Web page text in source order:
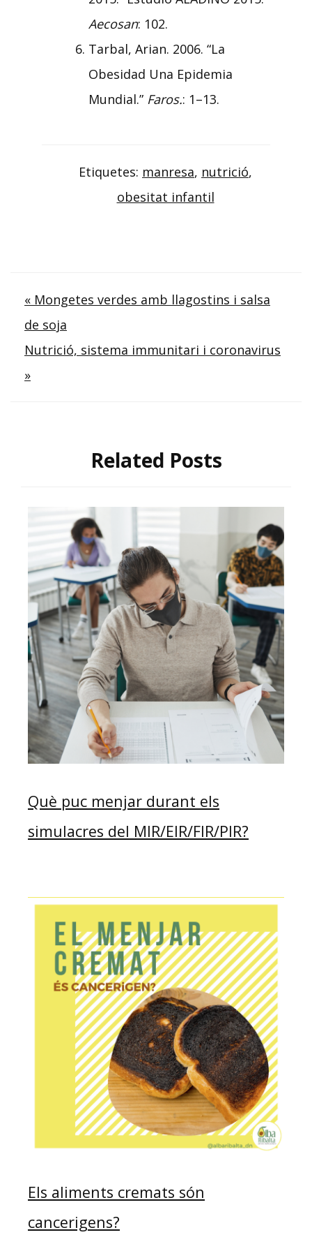
Aecosan: 102.
Tarbal, Arian. 2006. “La
Obesidad Una Epidemia
Mundial.” Faros.: 1–13.
Etiquetes: manresa, nutrició,
obesitat infantil
Navegació
d'entrades
« Mongetes verdes amb llagostins i salsa
de soja
Nutrició, sistema immunitari i coronavirus
»
Related Posts
Què puc menjar durant els
simulacres del MIR/EIR/FIR/PIR?
Els aliments cremats són
cancerigens?